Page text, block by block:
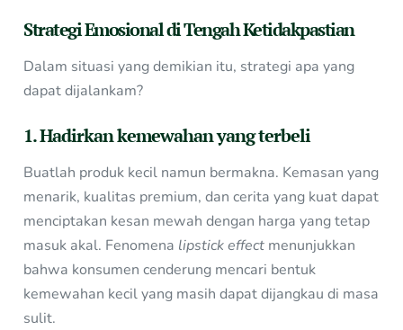
Strategi Emosional di Tengah Ketidakpastian
Dalam situasi yang demikian itu, strategi apa yang
dapat dijalankam?
1. Hadirkan kemewahan yang terbeli
Buatlah produk kecil namun bermakna. Kemasan yang
menarik, kualitas premium, dan cerita yang kuat dapat
menciptakan kesan mewah dengan harga yang tetap
masuk akal. Fenomena lipstick effect menunjukkan
bahwa konsumen cenderung mencari bentuk
kemewahan kecil yang masih dapat dijangkau di masa
sulit.